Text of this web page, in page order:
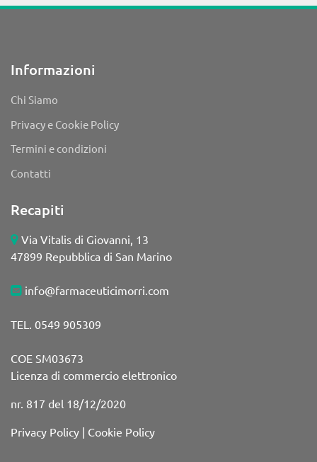
Informazioni
Chi Siamo
Privacy e Cookie Policy
Termini e condizioni
Contatti
Recapiti
Via Vitalis di Giovanni, 13
47899 Repubblica di San Marino
info@farmaceuticimorri.com
TEL. 0549 905309
COE SM03673
Licenza di commercio elettronico
nr. 817 del 18/12/2020
Privacy Policy | Cookie Policy